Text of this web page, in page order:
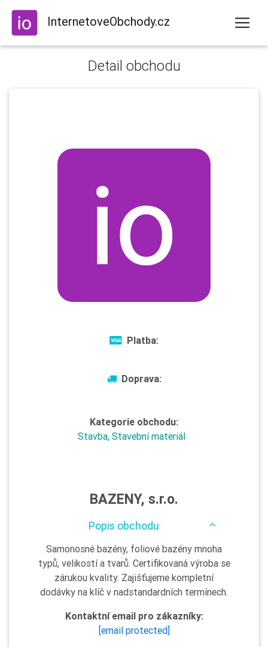
InternetoveObchody.cz
Detail obchodu
Platba:
Doprava:
Kategorie obchodu:
Stavba, Stavební materiál
BAZENY, s.r.o.
Popis obchodu
Samonosné bazény, foliové bazény mnoha
typů, velikostí a tvarů. Certifikovaná výroba se
zárukou kvality. Zajišťujeme kompletní
dodávky na klíč v nadstandardních termínech.
Kontaktní email pro zákazníky:
[email protected]